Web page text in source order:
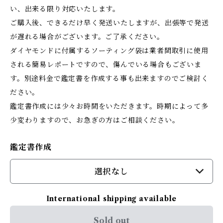
い、出来る限り対応いたします。
ご購入後、できるだけ早く発送いたしますが、出張等で発送
が遅れる場合がございます。ご了承ください。
ダイヤモンドに付属するソーティング袋は業者間取引に使用
される簡易レポートですので、傷んでいる場合もございま
す。別途料金で鑑定書を作成する事も出来ますのでご検討く
ださい。
鑑定書作成には少々お時間をいただきます。時期によって多
少変わりますので、お急ぎの方はご相談ください。
鑑定書作成
選択なし
International shipping available
Sold out